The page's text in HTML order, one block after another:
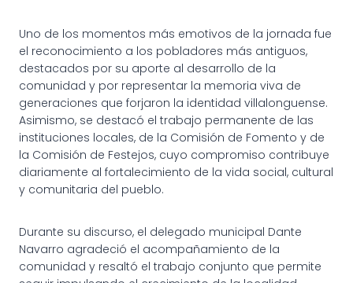
Uno de los momentos más emotivos de la jornada fue
el reconocimiento a los pobladores más antiguos,
destacados por su aporte al desarrollo de la
comunidad y por representar la memoria viva de
generaciones que forjaron la identidad villalonguense.
Asimismo, se destacó el trabajo permanente de las
instituciones locales, de la Comisión de Fomento y de
la Comisión de Festejos, cuyo compromiso contribuye
diariamente al fortalecimiento de la vida social, cultural
y comunitaria del pueblo.
Durante su discurso, el delegado municipal Dante
Navarro agradeció el acompañamiento de la
comunidad y resaltó el trabajo conjunto que permite